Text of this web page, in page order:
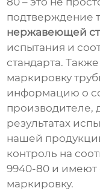
подтверждение
нержавеющей
испытания и
стандарта.
маркировку
информацию о
производителе,
результатах
нашей
контроль на
9940-80 и имеют
маркировку.